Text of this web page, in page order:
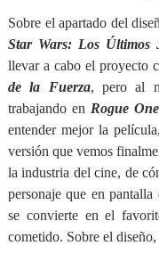
Sobre el apartado del
Star Wars: Los Últimos
llevar a cabo el proyecto
de la Fuerza, pero al
trabajando en Rogue One
entender mejor la
versión que vemos
la industria del cine, de
personaje que en
se convierte en el
cometido. Sobre el diseño,